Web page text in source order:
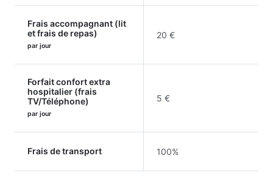
Frais accompagnant (lit
et frais de repas)
par jour
20 €
Forfait confort extra
hospitalier (frais
TV/Téléphone)
par jour
5 €
Frais de transport 100%